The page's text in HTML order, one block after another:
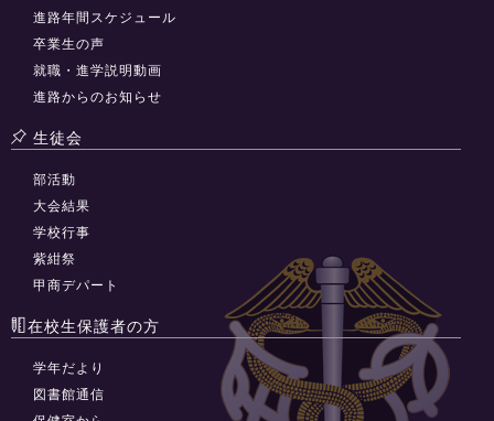
進路年間スケジュール
卒業生の声
就職・進学説明動画
進路からのお知らせ
生徒会
部活動
大会結果
学校行事
紫紺祭
甲商デパート
在校生保護者の方
学年だより
図書館通信